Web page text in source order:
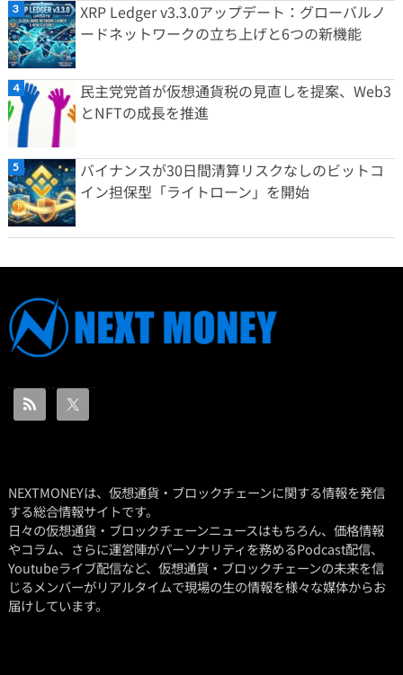
XRP Ledger v3.3.0アップデート：グローバルノ
ードネットワークの立ち上げと6つの新機能
民主党党首が仮想通貨税の見直しを提案、Web3
とNFTの成長を推進
バイナンスが30日間清算リスクなしのビットコ
イン担保型「ライトローン」を開始
NEXTMONEYは、仮想通貨・ブロックチェーンに関する情報を発信
する総合情報サイトです。
日々の仮想通貨・ブロックチェーンニュースはもちろん、価格情報
やコラム、さらに運営陣がパーソナリティを務めるPodcast配信、
Youtubeライブ配信など、仮想通貨・ブロックチェーンの未来を信
じるメンバーがリアルタイムで現場の生の情報を様々な媒体からお
届けしています。